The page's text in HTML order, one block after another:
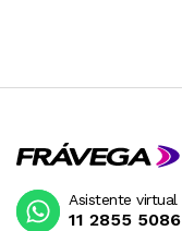
Asistente virtual
11 2855 5086